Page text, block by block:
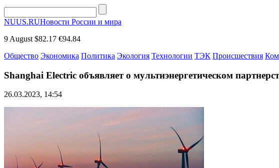
NUUS.RUНовости России и мира
9 August $82.17 €94.84
Общество Экономика Политика Экология Технологии ТЭК Происшествия
Shanghai Electric объявляет о мультиэнергетическом
26.03.2023, 14:54